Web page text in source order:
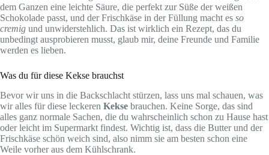
dem Ganzen eine leichte Säure, die perfekt zur Süße der weißen
Schokolade passt, und der Frischkäse in der Füllung macht es so
cremig und unwiderstehlich. Das ist wirklich ein Rezept, das du
unbedingt ausprobieren musst, glaub mir, deine Freunde und Familie
werden es lieben.
Was du für diese Kekse brauchst
Bevor wir uns in die Backschlacht stürzen, lass uns mal schauen, was
wir alles für diese leckeren Kekse brauchen. Keine Sorge, das sind
alles ganz normale Sachen, die du wahrscheinlich schon zu Hause hast
oder leicht im Supermarkt findest. Wichtig ist, dass die Butter und der
Frischkäse schön weich sind, also nimm sie am besten schon eine
Weile vorher aus dem Kühlschrank.